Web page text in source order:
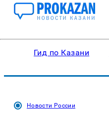
Гид по Казани
Новости России